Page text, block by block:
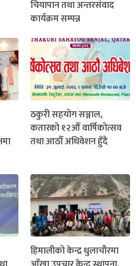
चियापान तथा अन्तरसंवाद
कार्यक्रम सम्पन्न
ठकुरी सहयोग सञ्जाल,
कतारको १२औँ वार्षिकोत्सव
तथा आठौँ अधिवेशन हुँदै
हिमालीको केन्द्र धुलाचौरमा